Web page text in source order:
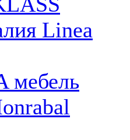
Linea
мебель